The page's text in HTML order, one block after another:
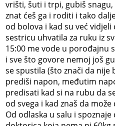
vrišti, šuti i trpi, gubiš
znat ćeš ga i roditi i tako
od bolova i kad su već
sestricu uhvatila za ruku iz
15:00 me vode u porođajnu
i sve što govore nemoj još
se spustila (što znači da nije
prediši napon, međutim
predisati kad si na rubu da
od svega i kad znaš da
Od odlaska u salu i